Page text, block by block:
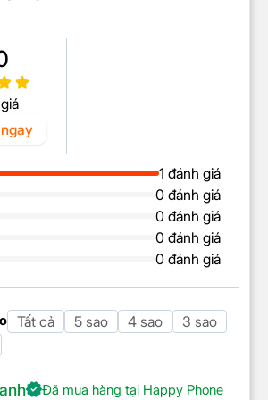
khiển 8 chế độ
Bear DJJ-D06W5 được trang bị
cảm ứng hiện đại, dễ dàng sử dụng
tác đơn giản. Từ việc nấu sữa, làm
sinh tố, sản phẩm này đều có thể
của bạn một cách dễ dàng và hiệu
1 đánh giá
0 đánh giá
0 đánh giá
0 đánh giá
0 đánh giá
Tất cả 5 sao 4 sao
3 sao
Đã mua hàng tại Happy Phone